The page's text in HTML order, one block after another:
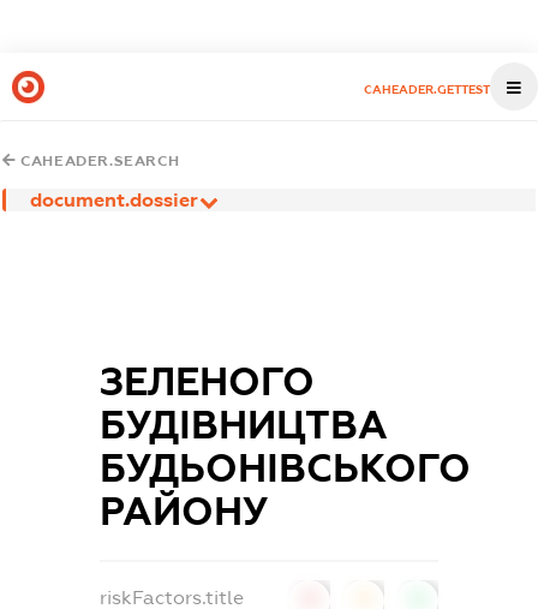
CAHEADER.GETTEST
CAHEADER.SEARCH
document.dossier
ЗЕЛЕНОГО
БУДІВНИЦТВА
БУДЬОНІВСЬКОГО
РАЙОНУ
riskFactors.title